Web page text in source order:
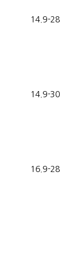
14.9-28
14.9-30
16.9-28